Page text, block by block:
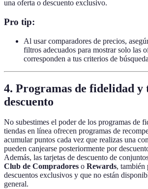
una oferta o descuento exclusivo.
Pro tip:
Al usar comparadores de precios,
filtros adecuados para mostrar solo las
corresponden a tus criterios de
4. Programas de fidelidad y
descuento
No subestimes el poder de los programas de
tiendas en línea ofrecen programas de
acumular puntos cada vez que realizas una
pueden canjearse posteriormente por
Además, las tarjetas de descuento de
Club de Compradores o Rewards, también
descuentos exclusivos y que no están
general.